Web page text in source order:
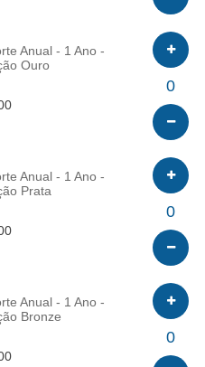
Anual - 1 Ano -
Ouro
0
Anual - 1 Ano -
Prata
0
Anual - 1 Ano -
Bronze
0